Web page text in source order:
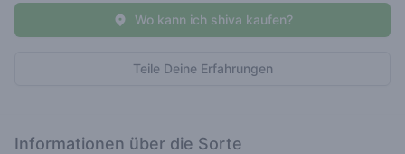
Teile Deine Erfahrungen
Wo kann ich shiva kaufen?
Informationen über die Sorte